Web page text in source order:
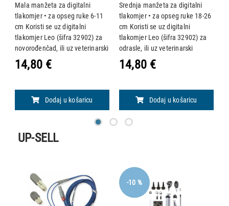
Mala manžeta za digitalni
tlakomjer • za opseg ruke 6-11
cm Koristi se uz digitalni
tlakomjer Leo (šifra 32902) za
novorođenčad, ili uz veterinarski
tlakomjer ( šifra 80550) za male
pse i mačke.
14,80 €
Dodaj u košaricu
Srednja manžeta za digitalni
tlakomjer • za opseg ruke 18-26
cm Koristi se uz digitalni
tlakomjer Leo (šifra 32902) za
odrasle, ili uz veterinarski
tlakomjer (šifra 80550) za
ždrijebad, male svinje, velike
14,80 €
Dodaj u košaricu
UP-SELL
-10 %